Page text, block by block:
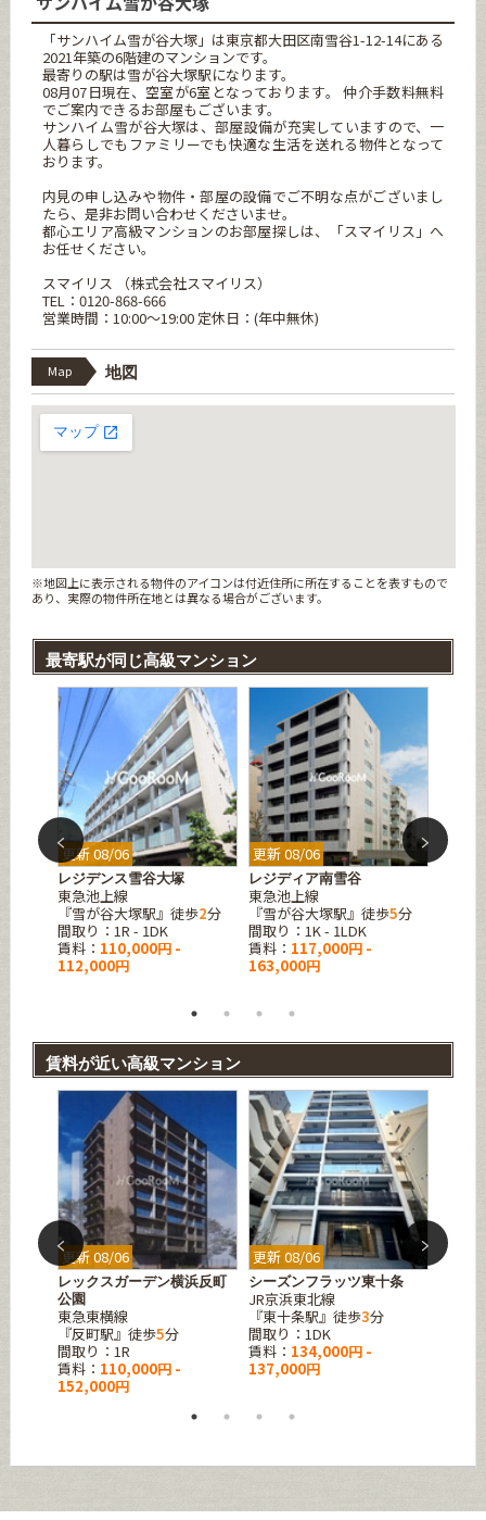
「サンハイム雪が谷大塚」は東京都大田区南雪谷1-12-14にある
2021年築の6階建のマンションです。
最寄りの駅は雪が谷大塚駅になります。
08月07日現在、空室が6室となっております。 仲介手数料無料
でご案内できるお部屋もございます。
サンハイム雪が谷大塚は、部屋設備が充実していますので、一
人暮らしでもファミリーでも快適な生活を送れる物件となって
おります。
内見の申し込みや物件・部屋の設備でご不明な点がございまし
たら、是非お問い合わせくださいませ。
都心エリア高級マンションのお部屋探しは、「スマイリス」へ
お任せください。
スマイリス （株式会社スマイリス）
TEL：0120-868-666
営業時間：10:00～19:00 定休日：(年中無休)
Map 地図
※地図上に表示される物件のアイコンは付近住所に所在することを表すもので
あり、実際の物件所在地とは異なる場合がございます。
最寄駅が同じ高級マンション
更新 08/06
レジデンス雪谷大塚
東急池上線
『雪が谷大塚駅』徒歩2分
間取り：1R - 1DK
賃料： 110,000円 -
112,000円
更新 08/06
レジディア南雪谷
東急池上線
『雪が谷大塚駅』徒歩5分
間取り：1K - 1LDK
賃料： 117,000円 -
163,000円
更新
賃料が近い高級マンション
更新 08/06
レックスガーデン横浜反町
公園
東急東横線
『反町駅』徒歩5分
間取り：1R
賃料： 110,000円 -
152,000円
更新 08/06
シーズンフラッツ東十条
JR京浜東北線
『東十条駅』徒歩3分
間取り：1DK
賃料： 134,000円 -
137,000円
更新